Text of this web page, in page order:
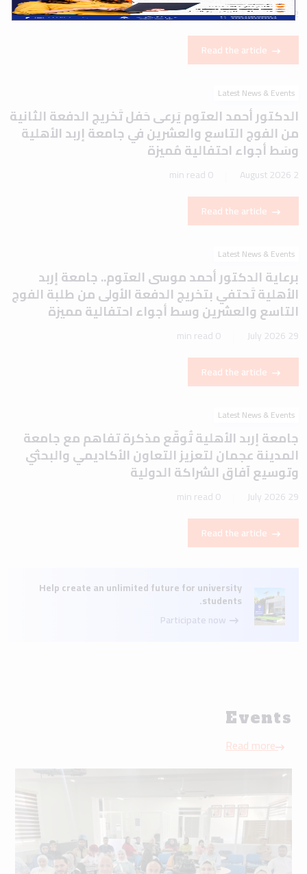
2 August 2026
1 min read
Read the article
Latest News & Events
الدكتور أحمد العتوم يَرعى حَفل تَخريج الدفعة الثانية
من الفوج التاسع والعشرين في جامعة إربد الأهلية
وسَط أجواء احتفالية مُميزة
2 August 2026
0 min read
Read the article
Latest News & Events
برعاية الدكتور أحمد موسى العتوم.. جامعة إربد
الأهلية تَحتفي بتخريج الدفعة الأولى من طلبة الفوج
التاسع والعشرين وسط أجواء احتفالية مميزة
29 July 2026
0 min read
Read the article
Latest News & Events
جامعة إربد الأهلية تُوقّع مذكرة تفاهم مع جامعة
المدينة عجمان لتعزيز التعاون الأكاديمي والبحثي
وتوسيع آفاق الشراكة الدولية
29 July 2026
0 min read
Read the article
Help create an unlimited future for university
students.
Participate now
Events
Read more